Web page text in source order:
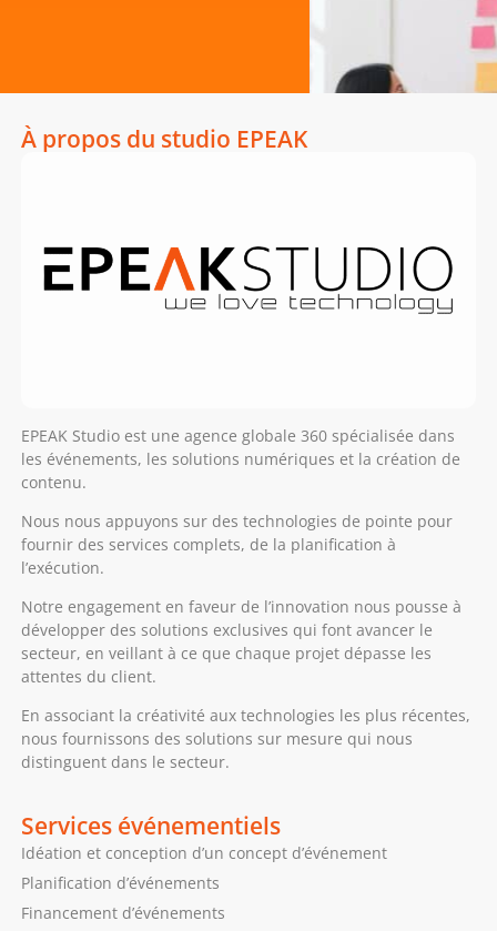
À propos du studio EPEAK
EPEAK Studio est une agence globale 360 spécialisée dans
les événements, les solutions numériques et la création de
contenu.
Nous nous appuyons sur des technologies de pointe pour
fournir des services complets, de la planification à
l’exécution.
Notre engagement en faveur de l’innovation nous pousse à
développer des solutions exclusives qui font avancer le
secteur, en veillant à ce que chaque projet dépasse les
attentes du client.
En associant la créativité aux technologies les plus récentes,
nous fournissons des solutions sur mesure qui nous
distinguent dans le secteur.
Services événementiels
Idéation et conception d’un concept d’événement
Planification d’événements
Financement d’événements